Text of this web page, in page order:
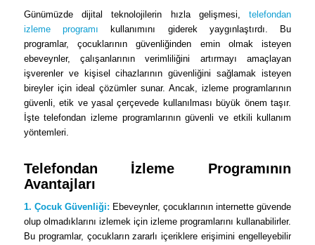
Günümüzde dijital teknolojilerin hızla gelişmesi,telefondan
izleme programı kullanımını giderek yaygınlaştırdı. Bu
programlar, çocuklarının güvenliğinden emin olmak isteyen
ebeveynler, çalışanlarının verimliliğini artırmayı amaçlayan
işverenler ve kişisel cihazlarının güvenliğini sağlamak isteyen
bireyler için ideal çözümler sunar. Ancak, izleme programlarının
güvenli, etik ve yasal çerçevede kullanılması büyük önem taşır.
İşte telefondan izleme programlarının güvenli ve etkili kullanım
yöntemleri.
Telefondan İzleme Programının
Avantajları
1. Çocuk Güvenliği: Ebeveynler, çocuklarının internette güvende
olup olmadıklarını izlemek için izleme programlarını kullanabilirler.
Bu programlar, çocukların zararlı içeriklere erişimini engelleyebilir